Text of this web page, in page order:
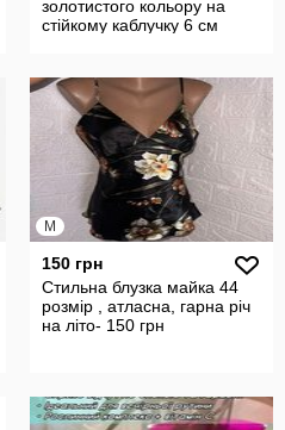
золотистого кольору на
стійкому каблучку 6 см
M
150 грн
Стильна блузка майка 44
розмір , атласна, гарна річ
на літо- 150 грн